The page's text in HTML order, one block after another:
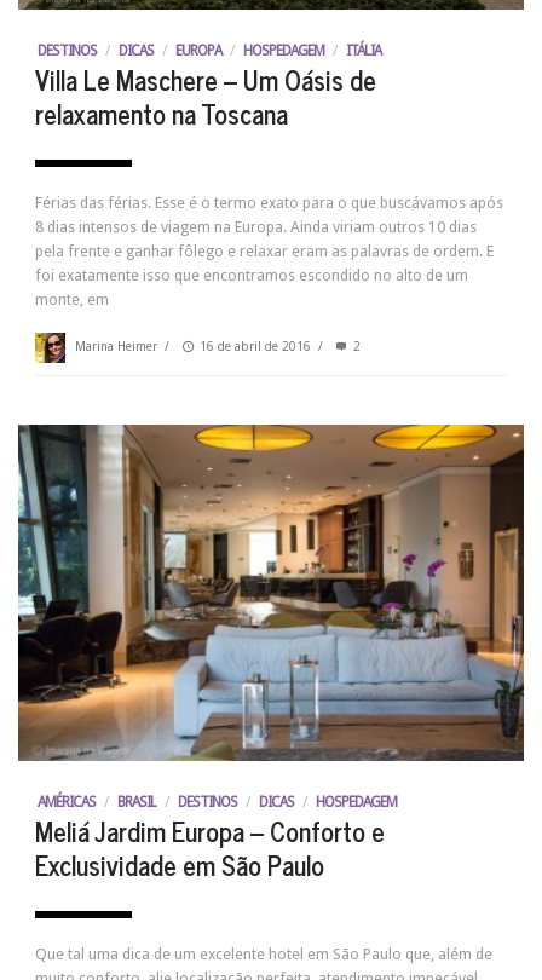
DESTINOS / DICAS / EUROPA / HOSPEDAGEM / ITÁLIA
Villa Le Maschere – Um Oásis de
relaxamento na Toscana
Férias das férias. Esse é o termo exato para o que buscávamos após
8 dias intensos de viagem na Europa. Ainda viriam outros 10 dias
pela frente e ganhar fôlego e relaxar eram as palavras de ordem. E
foi exatamente isso que encontramos escondido no alto de um
monte, em
Marina Heimer / 16 de abril de 2016 / 2
AMÉRICAS / BRASIL / DESTINOS / DICAS / HOSPEDAGEM
Meliá Jardim Europa – Conforto e
Exclusividade em São Paulo
Que tal uma dica de um excelente hotel em São Paulo que, além de